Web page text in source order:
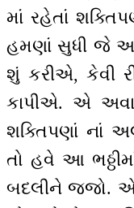
માં રહેતાં
હમણાં સુધી જે
શું કરીએ, કેવી
કાપીએ. એ
શક્તિપણાં નાં
તો હવે આ
બદલીને જજો.